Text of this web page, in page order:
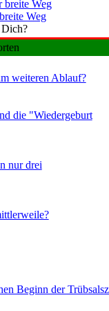
Weg
weiteren Ablauf?
die "Wiedergeburt
nur drei
Beginn der